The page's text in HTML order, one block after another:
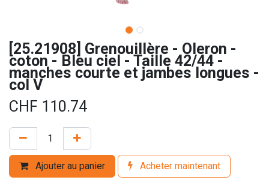
[25.21908] Grenouillère - Oleron -
coton - Bleu ciel - Taille 42/44 -
manches courte et jambes longues -
col V
CHF 110.74
Ajouter au panier Acheter maintenant